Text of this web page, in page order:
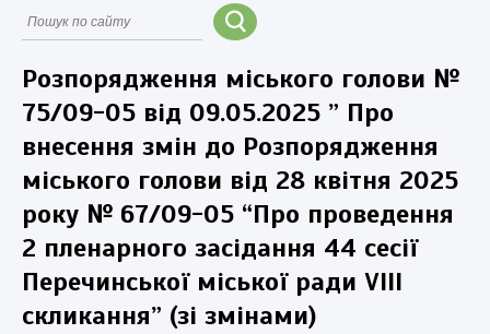
Розпорядження міського голови №
75/09-05 від 09.05.2025 ” Про
внесення змін до Розпорядження
міського голови від 28 квітня 2025
року № 67/09-05 “Про проведення
2 пленарного засідання 44 сесії
Перечинської міської ради VIII
скликання” (зі змінами)